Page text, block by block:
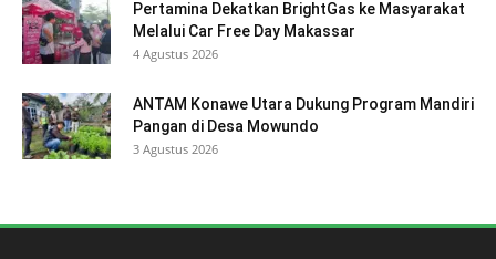
Pertamina Dekatkan BrightGas ke Masyarakat
Melalui Car Free Day Makassar
4 Agustus 2026
ANTAM Konawe Utara Dukung Program Mandiri
Pangan di Desa Mowundo
3 Agustus 2026